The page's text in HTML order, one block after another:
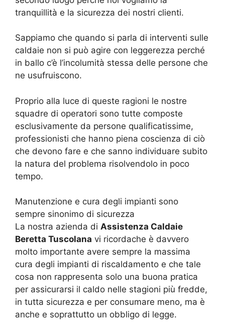
tranquillità e la sicurezza dei nostri clienti.
Sappiamo che quando si parla di interventi sulle
caldaie non si può agire con leggerezza perché
in ballo c’è l’incolumità stessa delle persone che
ne usufruiscono.
Proprio alla luce di queste ragioni le nostre
squadre di operatori sono tutte composte
esclusivamente da persone qualificatissime,
professionisti che hanno piena coscienza di ciò
che devono fare e che sanno individuare subito
la natura del problema risolvendolo in poco
tempo.
Manutenzione e cura degli impianti sono
sempre sinonimo di sicurezza
La nostra azienda di Assistenza Caldaie
Beretta Tuscolana vi ricordache è davvero
molto importante avere sempre la massima
cura degli impianti di riscaldamento e che tale
cosa non rappresenta solo una buona pratica
per assicurarsi il caldo nelle stagioni più fredde,
in tutta sicurezza e per consumare meno, ma è
anche e soprattutto un obbligo di legge.